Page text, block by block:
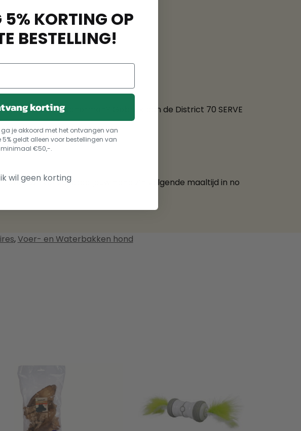
de vloer beschermen? Gebruik dan de District 70 SERVE
winkel. Zo staat jouw hond z’n volgende maaltijd in no
,Voer- en Waterbakken hond
KORTING OP
BESTELLING!
korting
ga je akkoord met het ontvangen van
geldt alleen voor bestellingen van
minimaal €50,-.
ik wil geen korting